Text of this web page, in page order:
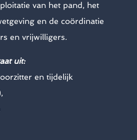
van het pand, het
en de coördinatie
en vrijwilligers.
uit:
en tijdelijk